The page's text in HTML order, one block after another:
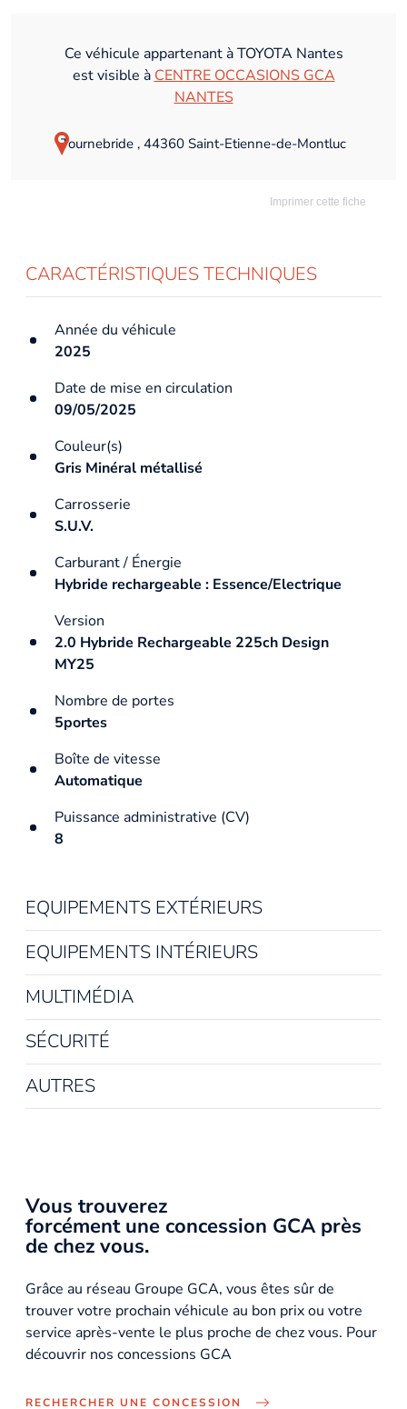
Ce véhicule appartenant à TOYOTA Nantes
est visible à CENTRE OCCASIONS GCA
NANTES
Tournebride , 44360 Saint-Etienne-de-Montluc
Imprimer cette fiche
CARACTÉRISTIQUES TECHNIQUES
Année du véhicule
2025
Date de mise en circulation
09/05/2025
Couleur(s)
Gris Minéral métallisé
Carrosserie
S.U.V.
Carburant / Énergie
Hybride rechargeable : Essence/Electrique
Version
2.0 Hybride Rechargeable 225ch Design
MY25
Nombre de portes
5portes
Boîte de vitesse
Automatique
Puissance administrative (CV)
8
EQUIPEMENTS EXTÉRIEURS
EQUIPEMENTS INTÉRIEURS
MULTIMÉDIA
SÉCURITÉ
AUTRES
Vous trouverez
forcément une concession GCA près
de chez vous.
Grâce au réseau Groupe GCA, vous êtes sûr de
trouver votre prochain véhicule au bon prix ou votre
service après-vente le plus proche de chez vous. Pour
découvrir nos concessions GCA
RECHERCHER UNE CONCESSION